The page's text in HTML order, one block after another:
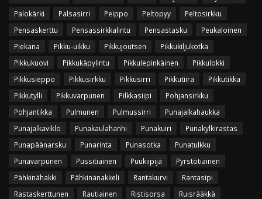
Palokärki
Palsasirri Peippo Peltopyy
Peltosirkku
Pensaskerttu
Pensassirkkalintu Pensastasku
Peukaloinen
Piekana
Pikku-uikku Pikkujoutsen
Pikkukiljukotka
Pikkukuovi
Pikkukäpylintu Pikkulepinkäinen
Pikkulokki
Pikkusieppo
Pikkusirkku Pikkusirri Pikkutiira
Pikkutikka
Pikkutylli
Pikkuvarpunen Pilkkasiipi
Pohjansirkku
Pohjantikka
Pulmunen Pulmussirri
Punajalkahaukka
Punajalkaviklo
Punakaulahanhi Punakuiri
Punakylkirastas
Punapäänarsku
Punarinta Punasotka
Punatulkku
Punavarpunen
Pussitiainen Puukiipijä
Pyrstötiainen
Pähkinähakki
Pähkinänakkeli Rantakurvi
Rantasipi
Rastaskerttunen
Rautiainen Ristisorsa
Ruisrääkkä